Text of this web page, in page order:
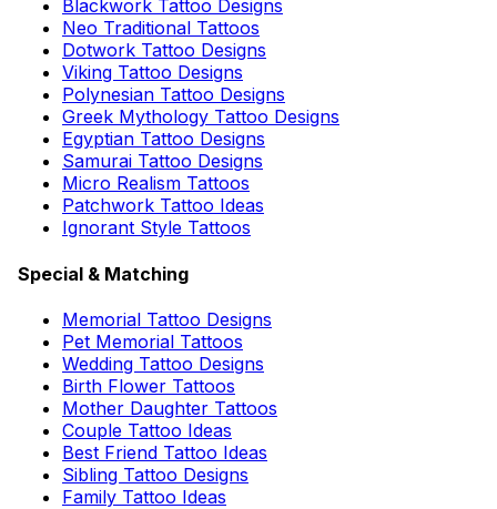
Blackwork Tattoo Designs
Neo Traditional Tattoos
Dotwork Tattoo Designs
Viking Tattoo Designs
Polynesian Tattoo Designs
Greek Mythology Tattoo Designs
Egyptian Tattoo Designs
Samurai Tattoo Designs
Micro Realism Tattoos
Patchwork Tattoo Ideas
Ignorant Style Tattoos
Special & Matching
Memorial Tattoo Designs
Pet Memorial Tattoos
Wedding Tattoo Designs
Birth Flower Tattoos
Mother Daughter Tattoos
Couple Tattoo Ideas
Best Friend Tattoo Ideas
Sibling Tattoo Designs
Family Tattoo Ideas